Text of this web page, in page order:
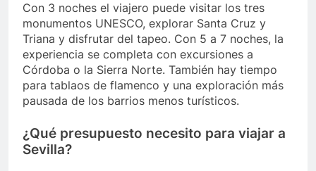
Con 3 noches el viajero puede visitar los tres
monumentos UNESCO, explorar Santa Cruz y
Triana y disfrutar del tapeo. Con 5 a 7 noches, la
experiencia se completa con excursiones a
Córdoba o la Sierra Norte. También hay tiempo
para tablaos de flamenco y una exploración más
pausada de los barrios menos turísticos.
¿Qué presupuesto necesito para viajar a
Sevilla?